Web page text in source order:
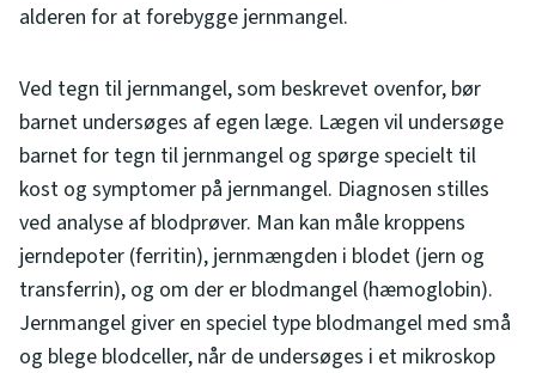
alderen for at forebygge jernmangel.
Ved tegn til jernmangel, som beskrevet ovenfor, bør
barnet undersøges af egen læge. Lægen vil undersøge
barnet for tegn til jernmangel og spørge specielt til
kost og symptomer på jernmangel. Diagnosen stilles
ved analyse af blodprøver. Man kan måle kroppens
jerndepoter (ferritin), jernmængden i blodet (jern og
transferrin), og om der er blodmangel (hæmoglobin).
Jernmangel giver en speciel type blodmangel med små
og blege blodceller, når de undersøges i et mikroskop